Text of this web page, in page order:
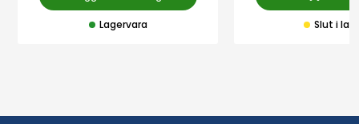
Lagervara Slut i